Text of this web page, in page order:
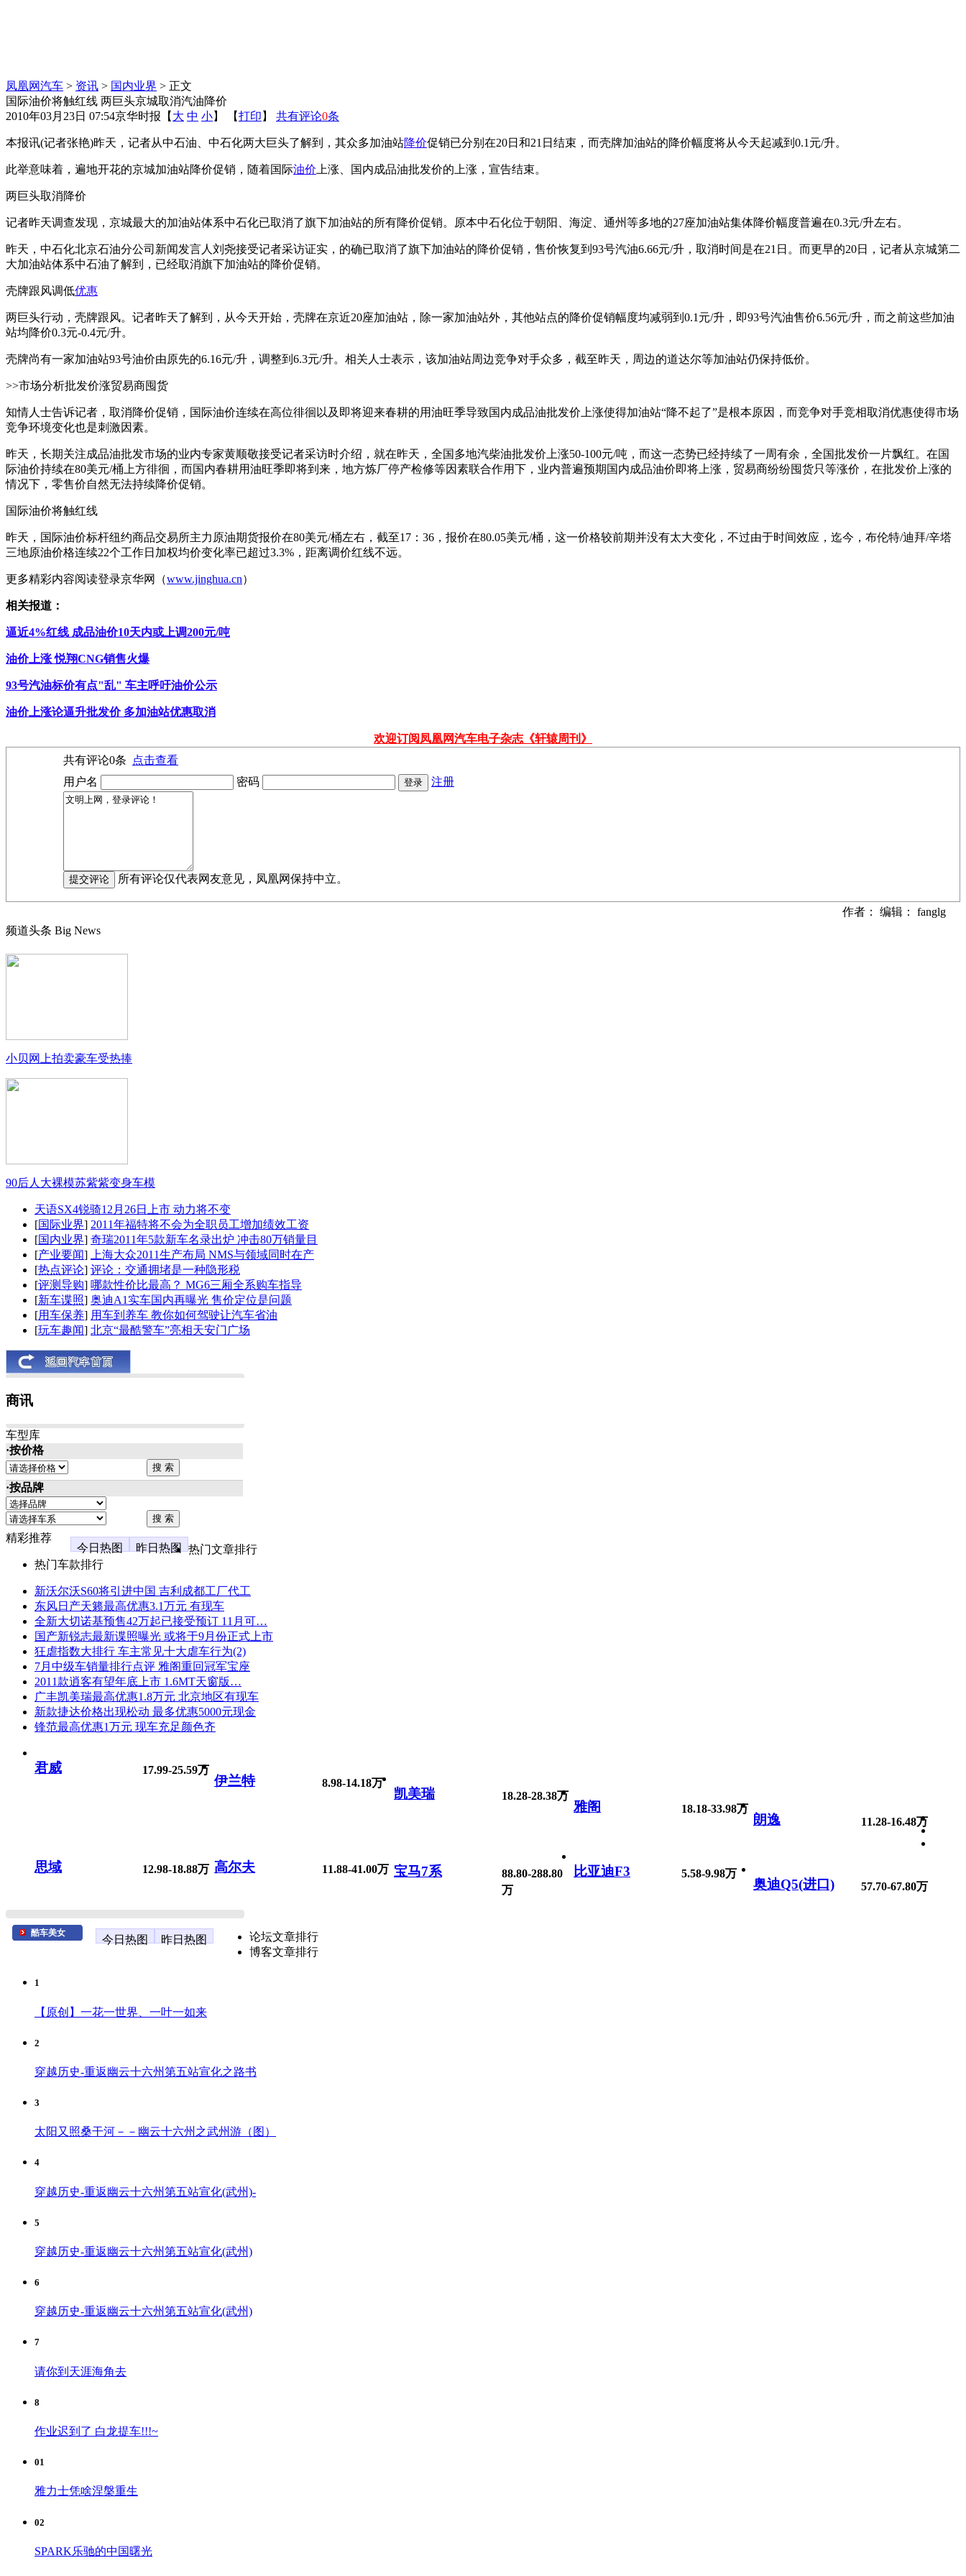
凤凰网汽车 > 资讯 > 国内业界 > 正文
国际油价将触红线 两巨头京城取消汽油降价
2010年03月23日 07:54京华时报 【 大 中 小】 【打印 】 共有评论0条
本报讯(记者张艳)昨天，记者从中石油、中石化两大巨头了解到，其众多加油站降价促销已分别在20日和21日结束，而壳牌加油站的降价幅度将从今天起减到0.1元/升。
此举意味着，遍地开花的京城加油站降价促销，随着国际油价 上涨、国内成品油批发价的上涨，宣告结束。
两巨头取消降价
记者昨天调查发现，京城最大的加油站体系中石化已取消了旗下加油站的所有降价促销。原本中石化位于朝阳、海淀、通州等多地的27座加油站集体降价幅度普遍在0.3元/升左右。
昨天，中石化北京石油分公司新闻发言人刘尧接受记者采访证实，的确已取消了旗下加油站的降价促销，售价恢复到93号汽油6.66元/升，取消时间是在21日。而更早的20日，记者从京城第二
大加油站体系中石油了解到，已经取消旗下加油站的降价促销。
壳牌跟风调低优惠
两巨头行动，壳牌跟风。记者昨天了解到，从今天开始，壳牌在京近20座加油站，除一家加油站外，其他站点的降价促销幅度均减弱到0.1元/升，即93号汽油售价6.56元/升，而之前这些加油
站均降价0.3元-0.4元/升。
壳牌尚有一家加油站93号油价由原先的6.16元/升，调整到6.3元/升。相关人士表示，该加油站周边竞争对手众多，截至昨天，周边的道达尔等加油站仍保持低价。
>>市场分析批发价涨贸易商囤货
知情人士告诉记者，取消降价促销，国际油价连续在高位徘徊以及即将迎来春耕的用油旺季导致国内成品油批发价上涨使得加油站“降不起了”是根本原因，而竞争对手竞相取消优惠使得市场
竞争环境变化也是刺激因素。
昨天，长期关注成品油批发市场的业内专家黄顺敬接受记者采访时介绍，就在昨天，全国多地汽柴油批发价上涨50-100元/吨，而这一态势已经持续了一周有余，全国批发价一片飘红。在国
际油价持续在80美元/桶上方徘徊，而国内春耕用油旺季即将到来，地方炼厂停产检修等因素联合作用下，业内普遍预期国内成品油价即将上涨，贸易商纷纷囤货只等涨价，在批发价上涨的
情况下，零售价自然无法持续降价促销。
国际油价将触红线
昨天，国际油价标杆纽约商品交易所主力原油期货报价在80美元/桶左右，截至17：36，报价在80.05美元/桶，这一价格较前期并没有太大变化，不过由于时间效应，迄今，布伦特/迪拜/辛塔
三地原油价格连续22个工作日加权均价变化率已超过3.3%，距离调价红线不远。
更多精彩内容阅读登录京华网（www.jinghua.cn）
相关报道：
逼近4%红线 成品油价10天内或上调200元/吨
油价上涨 悦翔CNG销售火爆
93号汽油标价有点"乱" 车主呼吁油价公示
油价上涨论逼升批发价 多加油站优惠取消
欢迎订阅凤凰网汽车电子杂志《轩辕周刊》
共有评论0条
点击查看
用户名
密码 注册
所有评论仅代表网友意见，凤凰网保持中立。
作者： 编辑： fanglg
频道头条 Big News
小贝网上拍卖豪车受热捧
90后人大裸模苏紫紫变身车模
天语SX4锐骑12月26日上市 动力将不变
[国际业界] 2011年福特将不会为全职员工增加绩效工资
[国内业界] 奇瑞2011年5款新车名录出炉 冲击80万销量目
[产业要闻]
上海大众2011生产布局 NMS与领域同时在产
[热点评论] 评论：交通拥堵是一种隐形税
[评测导购] 哪款性价比最高？ MG6三厢全系购车指导
[新车谍照] 奥迪A1实车国内再曝光 售价定位是问题
[用车保养] 用车到养车 教你如何驾驶让汽车省油
[玩车趣闻] 北京“最酷警车”亮相天安门广场
商讯
车型库
·按价格
·按品牌
精彩推荐
今日热图
昨日热图
热门文章排行
热门车款排行
新沃尔沃S60将引进中国 吉利成都工厂代工
东风日产天籁最高优惠3.1万元 有现车
全新大切诺基预售42万起已接受预订 11月可…
国产新锐志最新谍照曝光 或将于9月份正式上市
狂虐指数大排行 车主常见十大虐车行为(2)
7月中级车销量排行点评 雅阁重回冠军宝座
2011款逍客有望年底上市 1.6MT天窗版…
广丰凯美瑞最高优惠1.8万元 北京地区有现车
新款捷达价格出现松动 最多优惠5000元现金
锋范最高优惠1万元 现车充足颜色齐
君威 17.99-25.59万
伊兰特 8.98-14.18万
凯美瑞 18.28-28.38万
雅阁 18.18-33.98万
朗逸 11.28-16.48万
思域 12.98-18.88万 高尔夫 11.88-41.00万 宝马7系
88.80-288.80
万
比亚迪F3 5.58-9.98万
奥迪Q5(进口) 57.70-67.80万
酷车美女
今日热图 昨日热图
论坛文章排行
博客文章排行
1
【原创】一花一世界、一叶一如来
2
穿越历史-重返幽云十六州第五站宣化之路书
3
太阳又照桑干河－－幽云十六州之武州游（图）
4
穿越历史-重返幽云十六州第五站宣化(武州)-
5
穿越历史-重返幽云十六州第五站宣化(武州)
6
穿越历史-重返幽云十六州第五站宣化(武州)
7
请你到天涯海角去
8
作业迟到了 白龙提车!!!~
01
雅力士凭啥涅槃重生
02
SPARK乐驰的中国曙光